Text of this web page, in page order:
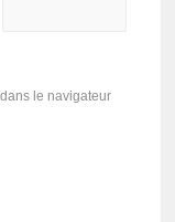
le navigateur